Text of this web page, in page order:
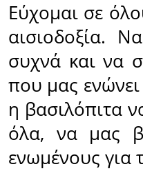
Εύχομαι σε
αισιοδοξία.
συχνά και να
που μας
η βασιλόπιτα
όλα, να μας
ενωμένους